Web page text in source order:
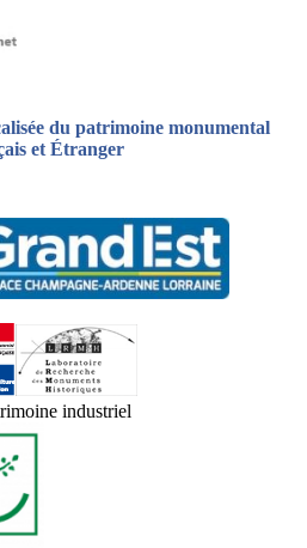
du patrimoine monumental
et Étranger